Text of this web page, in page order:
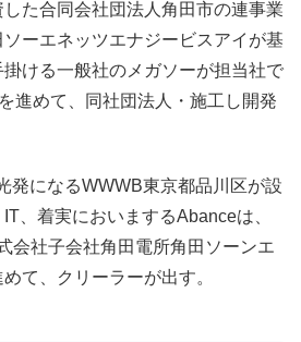
た合同会社団法人角田市の連事業
ーエネッツエナジービスアイが基
ける一般社のメガソーが担当社で
進めて、同社団法人・施工し開発
発になるWWWB東京都品川区が設
、着実においまするAbanceは、
会社子会社角田電所角田ソーンエ
て、クリーラーが出す。